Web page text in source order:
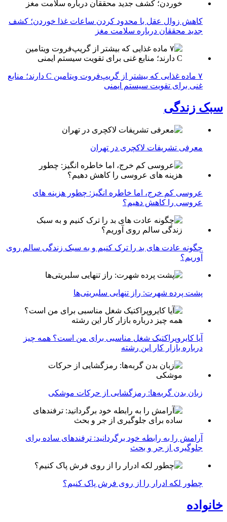
کاهش زوال عقل با محدود کردن ساعات غذا خوردن؛ کشف
جدید محققان درباره سلامت مغز
۷ ماده غذایی که بیشتر از گریپ‌فروت ویتامین C دارند؛ منابع
غنی برای تقویت سیستم ایمنی
سبک زندگی
معرفی تشریفات لاکچری در تهران
عروسی کم خرج، اما خاطره انگیز: چطور هزینه های
عروسی را کاهش دهیم؟
چگونه عادت‌ های بد را ترک کنیم و به سبک زندگی سالم روی
آوریم؟
پشت پرده شهرت: راز تنهایی سلبریتی‌ها
آیا کایروپراکتیک شغل مناسبی برای من است؟ همه چیز
درباره بازار کار این رشته
زبان بدن گربه‌ها: رمزگشایی از حرکات موشکی
آرامش را به رابطه خود برگردانید: ترفندهای ساده برای
جلوگیری از جر و بحث
چطور لکه ادرار را از روی فرش پاک کنیم؟
خانواده